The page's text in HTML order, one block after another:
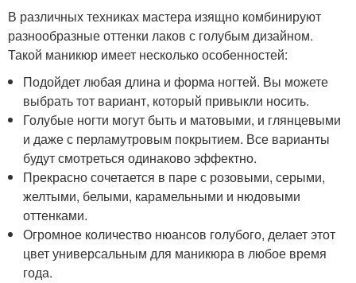
В различных техниках мастера изящно комбинируют
разнообразные оттенки лаков с голубым дизайном.
Такой маникюр имеет несколько особенностей:
Подойдет любая длина и форма ногтей. Вы можете
выбрать тот вариант, который привыкли носить.
Голубые ногти могут быть и матовыми, и глянцевыми
и даже с перламутровым покрытием. Все варианты
будут смотреться одинаково эффектно.
Прекрасно сочетается в паре с розовыми, серыми,
желтыми, белыми, карамельными и нюдовыми
оттенками.
Огромное количество нюансов голубого, делает этот
цвет универсальным для маникюра в любое время
года.